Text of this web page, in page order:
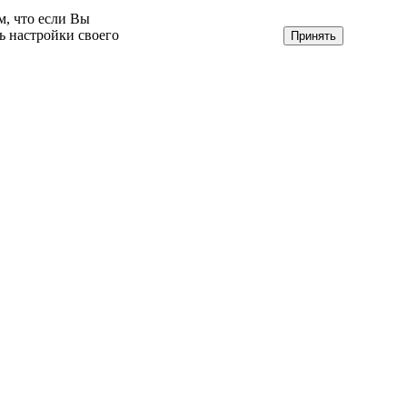
что если Вы
настройки своего
Принять